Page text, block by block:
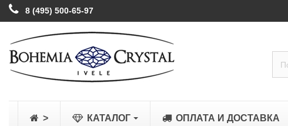
8 (495) 500-65-97
> КАТАЛОГ ОПЛАТА И ДОСТАВКА